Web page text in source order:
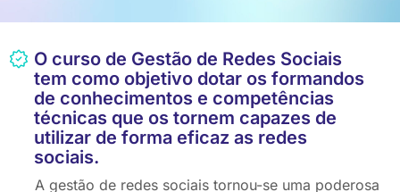
O curso de Gestão de Redes Sociais
tem como objetivo dotar os formandos
de conhecimentos e competências
técnicas que os tornem capazes de
utilizar de forma eficaz as redes
sociais.
A gestão de redes sociais tornou-se uma poderosa